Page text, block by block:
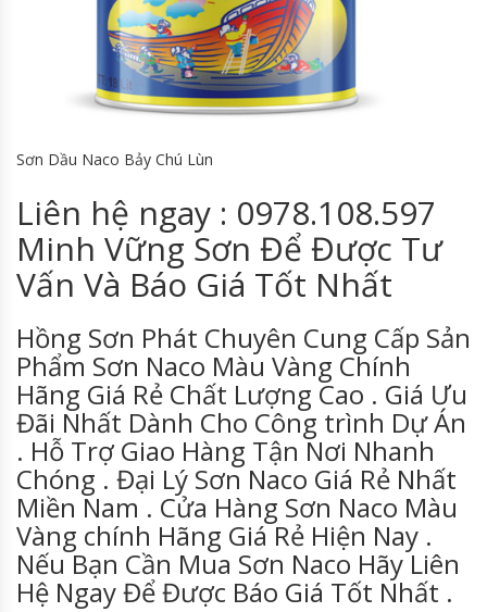
Sơn Dầu Naco Bảy Chú Lùn
Liên hệ ngay : 0978.108.597
Minh Vững Sơn Để Được Tư
Vấn Và Báo Giá Tốt Nhất
Hồng Sơn Phát Chuyên Cung Cấp Sản
Phẩm Sơn Naco Màu Vàng Chính
Hãng Giá Rẻ Chất Lượng Cao . Giá Ưu
Đãi Nhất Dành Cho Công trình Dự Án
. Hỗ Trợ Giao Hàng Tận Nơi Nhanh
Chóng . Đại Lý Sơn Naco Giá Rẻ Nhất
Miền Nam . Cửa Hàng Sơn Naco Màu
Vàng chính Hãng Giá Rẻ Hiện Nay .
Nếu Bạn Cần Mua Sơn Naco Hãy Liên
Hệ Ngay Để Được Báo Giá Tốt Nhất .